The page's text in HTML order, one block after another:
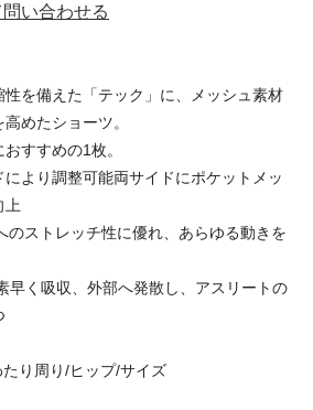
い合わせる
を備えた「テック」に、メッシュ素材
めたショーツ。
すすめの1枚。
より調整可能両サイドにポケットメッ
上
のストレッチ性に優れ、あらゆる動きを
早く吸収、外部へ発散し、アスリートの
り周り/ヒップ/サイズ